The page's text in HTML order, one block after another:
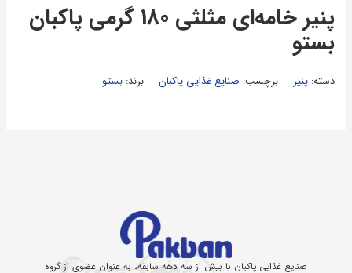
پنیر خامه‌ای مثلثی 180 گرمی پاكبان
بستو
دسته:پنیر برچسب: صنایع غذایی پاکبان برند:بستو
صنایع غذایی پاکبان با بیش از سه دهه سابقه، به عنوان عضوی از گروه